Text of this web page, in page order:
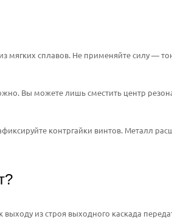
мягких сплавов. Не применяйте силу —
Вы можете лишь сместить центр
контргайки винтов. Металл
из строя выходного каскада